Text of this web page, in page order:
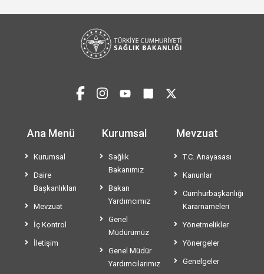
Ana Menü
Kurumsal
Daire
Başkanlıkları
Mevzuat
İç Kontrol
İletişim
Kurumsal
Sağlık
Bakanımız
Bakan
Yardımcımız
Genel
Müdürümüz
Genel Müdür
Yardımcılarımız
Mevzuat
T.C. Anayasası
Kanunlar
Cumhurbaşkanlığı
Kararnameleri
Yönetmelikler
Yönergeler
Genelgeler